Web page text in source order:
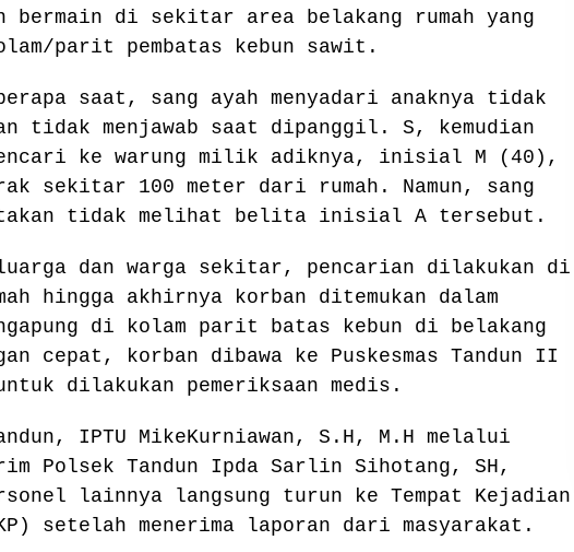
di sekitar area belakang rumah yang
parit pembatas kebun sawit.
saat, sang ayah menyadari anaknya tidak
tidak menjawab saat dipanggil. S, kemudian
ke warung milik adiknya, inisial M (40),
sekitar 100 meter dari rumah. Namun, sang
tidak melihat belita inisial A tersebut.
dan warga sekitar, pencarian dilakukan di
hingga akhirnya korban ditemukan dalam
di kolam parit batas kebun di belakang
cepat, korban dibawa ke Puskesmas Tandun II
dilakukan pemeriksaan medis.
IPTU MikeKurniawan, S.H, M.H melalui
Polsek Tandun Ipda Sarlin Sihotang, SH,
lainnya langsung turun ke Tempat Kejadian
setelah menerima laporan dari masyarakat.